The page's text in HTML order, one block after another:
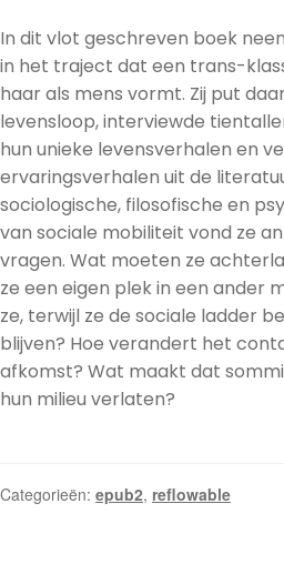
In dit vlot geschreven boek
in het traject dat een trans-
haar als mens vormt. Zij put
levensloop, interviewde
hun unieke levensverhalen en
ervaringsverhalen uit de
sociologische, filosofische en
van sociale mobiliteit vond ze
vragen. Wat moeten ze
ze een eigen plek in een ander
ze, terwijl ze de sociale ladder
blijven? Hoe verandert het
afkomst? Wat maakt dat
hun milieu verlaten?
Categorieën: epub2, reflowable